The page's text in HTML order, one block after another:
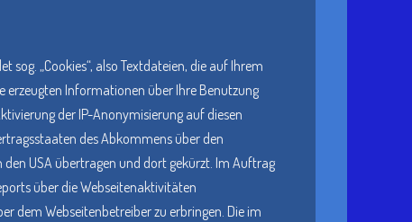
sog. „Cookies“, also Textdateien, die auf Ihrem
erzeugten Informationen über Ihre Benutzung
der IP-Anonymisierung auf diesen
des Abkommens über den
USA übertragen und dort gekürzt. Im Auftrag
über die Webseitenaktivitäten
dem Webseitenbetreiber zu erbringen. Die im